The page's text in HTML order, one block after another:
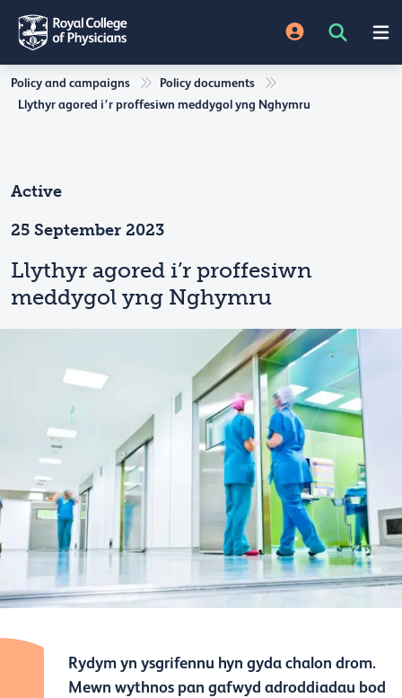
Policy and campaigns
Policy documents
Llythyr agored i’r proffesiwn meddygol yng Nghymru
Active
25 September 2023
Llythyr agored i’r proffesiwn
meddygol yng Nghymru
Rydym yn ysgrifennu hyn gyda chalon drom.
Mewn wythnos pan gafwyd adroddiadau bod